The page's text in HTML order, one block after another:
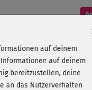
auf deinem
auf deinem
bereitzustellen, deine
an das Nutzerverhalten